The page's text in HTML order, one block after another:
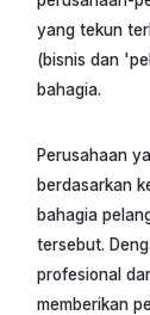
yang tekun
(bisnis dan
bahagia.
Perusahaan
berdasarkan
bahagia
tersebut.
profesional
memberikan